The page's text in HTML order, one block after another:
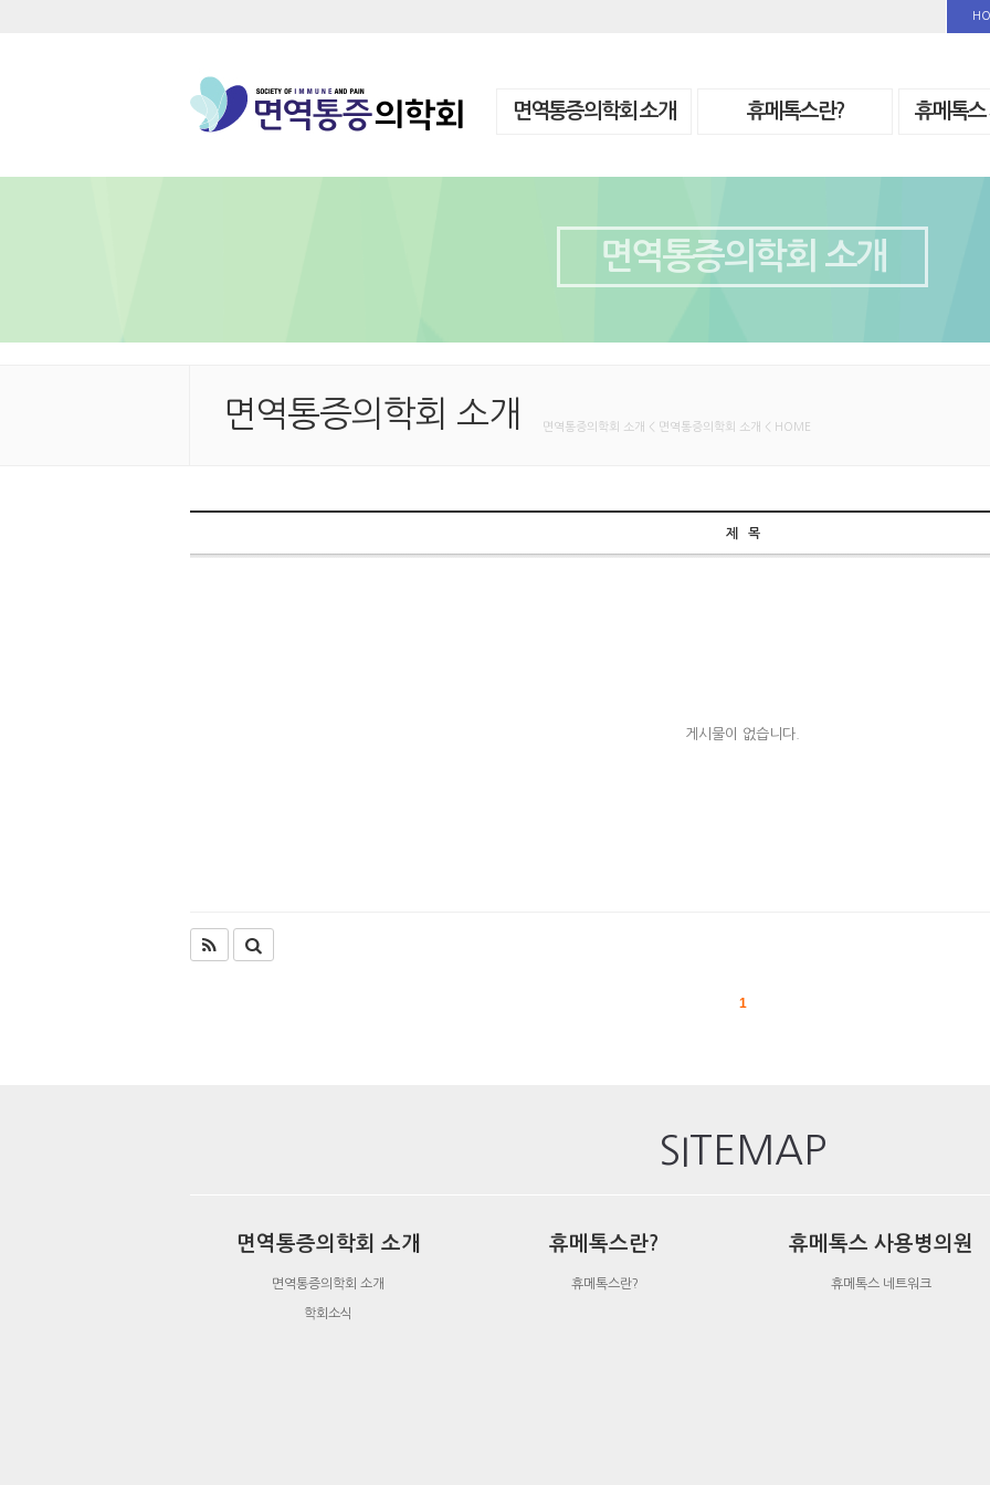
면역통증의학회 소개 휴메톡스란? 휴메톡스
면역통증의학회 소개
면역통증의학회 소개 면역통증의학회 소개 < 면역통증의학회 소개 < HOME
제 목
게시물이 없습니다.
1
SITEMAP
면역통증의학회 소개
면역통증의학회 소개
학회소식
휴메톡스란?
휴메톡스란?
휴메톡스 사용병의원
휴메톡스 네트워크